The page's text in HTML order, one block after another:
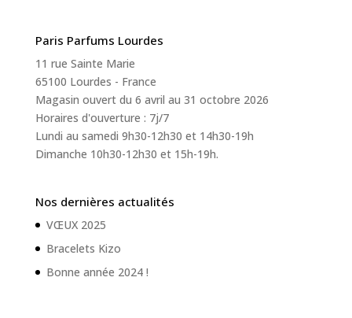
Paris Parfums Lourdes
11 rue Sainte Marie
65100 Lourdes - France
Magasin ouvert du 6 avril au 31 octobre 2026
Horaires d'ouverture : 7j/7
Lundi au samedi 9h30-12h30 et 14h30-19h
Dimanche 10h30-12h30 et 15h-19h.
Nos dernières actualités
VŒUX 2025
Bracelets Kizo
Bonne année 2024 !